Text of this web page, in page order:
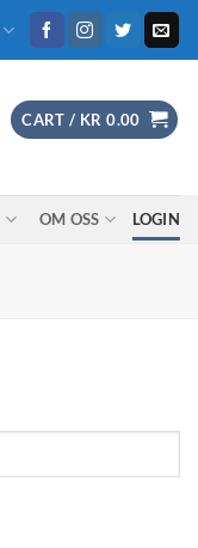
CART / KR 0.00
OM OSS LOGIN